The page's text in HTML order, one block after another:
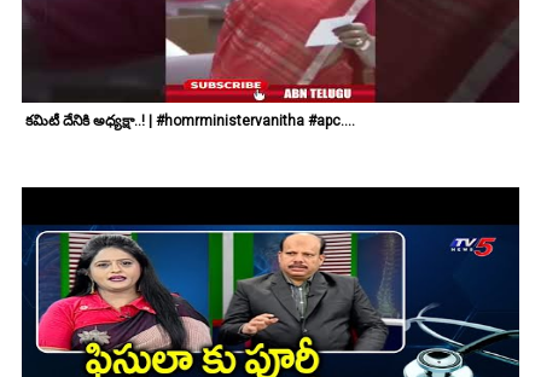
కమిటీ దేనికి అధ్యక్షా..! | #homrministervanitha #apc....